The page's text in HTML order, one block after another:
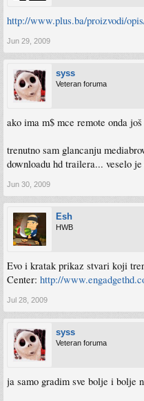
http://www.plus.ba/proizvodi/
Jun 29, 2009
syss
Veteran foruma
ako ima m$ mce remote onda
trenutno sam glancanju
downloadu hd trailera... veselo je
Jun 30, 2009
Esh
HWB
Evo i kratak prikaz stvari koji
Center: http://
Jul 28, 2009
syss
Veteran foruma
ja samo gradim sve bolje i bolje